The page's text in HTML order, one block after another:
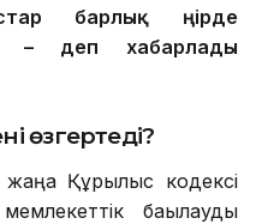
барлық өңірде
– деп хабарлады
өзгертеді?
Құрылыс кодексі
бақылауды